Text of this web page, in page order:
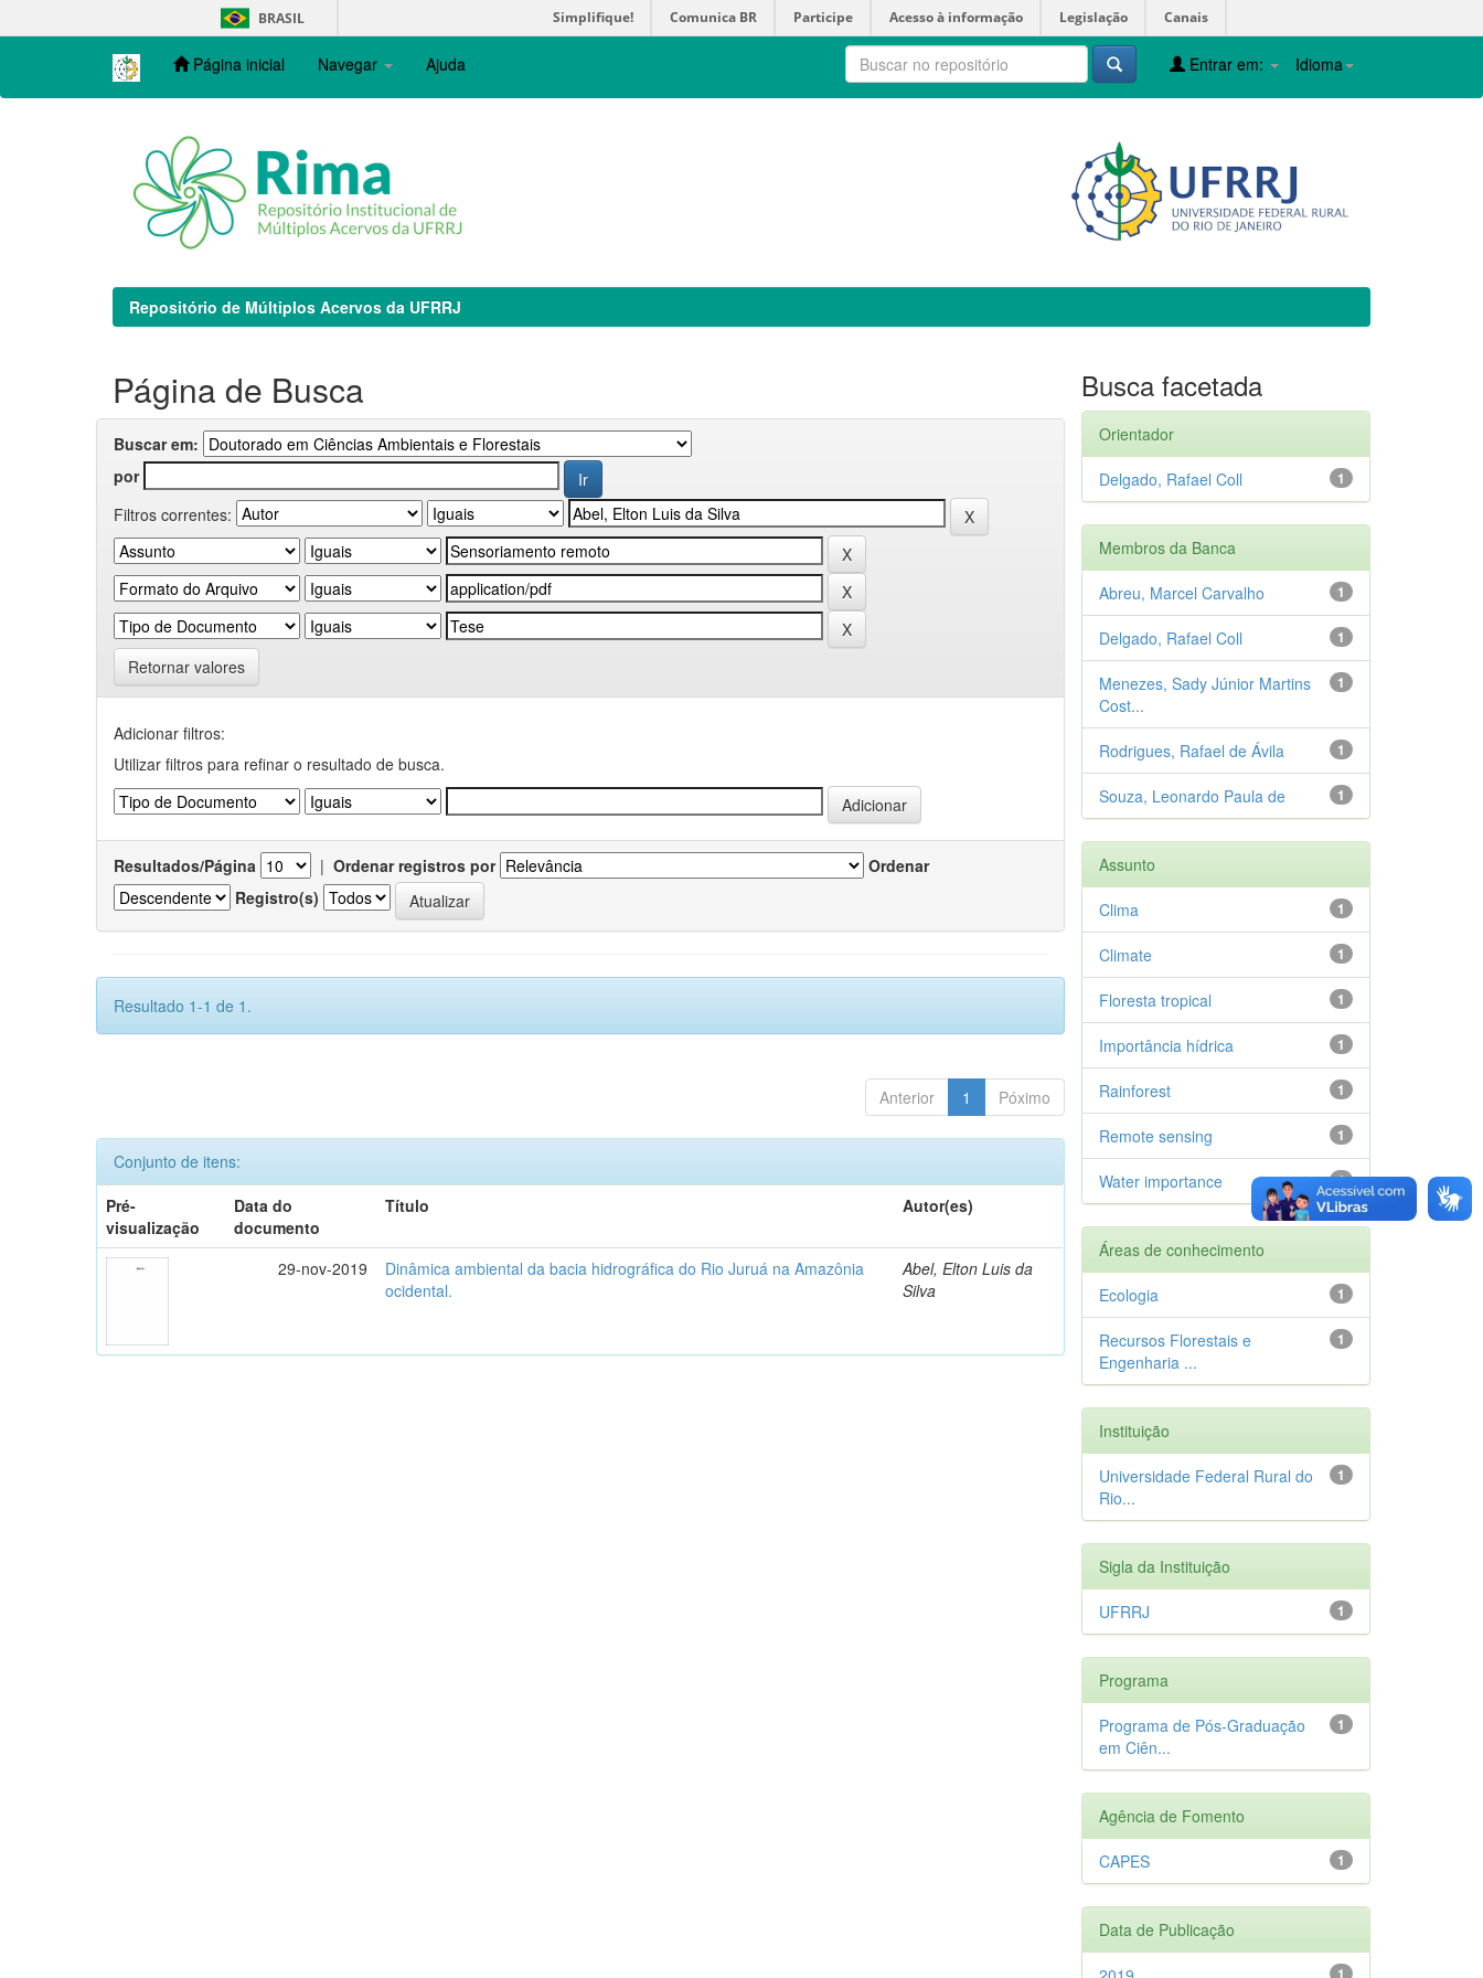
navigation
BRASIL Simplifique! Comunica BR Participe Acesso à informação Legislação Canais
Página inicial Navegar Ajuda Idioma
Entrar em:
Repositório de Múltiplos Acervos da UFRRJ
Página de Busca
Buscar em:
por
Filtros correntes:
Retornar valores
Adicionar filtros:
Utilizar filtros para refinar o resultado de busca.
Resultados/Página | Ordenar registros por
Ordenar
Registro(s)
Resultado 1-1 de 1.
Anterior 1 Póximo
Conjunto de itens:
Pré-
visualização
Data do
documento
Título Autor(es)
29-nov-2019
Dinâmica ambiental da bacia hidrográfica do Rio Juruá na Amazônia
ocidental.
Abel, Elton Luis da
Silva
Busca facetada
Orientador
1
Delgado, Rafael Coll
Membros da Banca
1
Abreu, Marcel Carvalho
1
Delgado, Rafael Coll
1
Menezes, Sady Júnior Martins
Cost...
1
Rodrigues, Rafael de Ávila
1
Souza, Leonardo Paula de
Assunto
1
Clima
1
Climate
1
Floresta tropical
1
Importância hídrica
1
Rainforest
1
Remote sensing
1
Water importance
Áreas de conhecimento
1
Ecologia
1
Recursos Florestais e
Engenharia ...
Instituição
1
Universidade Federal Rural do
Rio...
Sigla da Instituição
1
UFRRJ
Programa
1
Programa de Pós-Graduação
em Ciên...
Agência de Fomento
1
CAPES
Data de Publicação
1